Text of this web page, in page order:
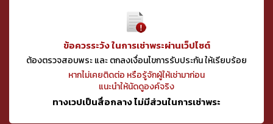
ข้อควรระวัง ในการเช่าพระผ่านเว็ปไซต์
ต้องตรวจสอบพระ และ ตกลงเงื่อนไขการรับประกัน ให้เรียบร้อย
หากไม่เคยติดต่อ หรือรู้จักผู้ให้เช่ามาก่อน
แนะนำให้นัดดูองค์จริง
ทางเวปเป็นสื่อกลาง ไม่มีส่วนในการเช่าพระ